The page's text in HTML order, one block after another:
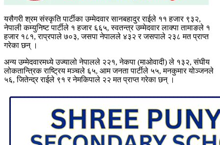
यसैगरी श्रम संस्कृति पार्टीका उम्मेदवार सानबहादुर राईले ११ हजार ९३२,
नेपाली कम्युनिष्ट पार्टीले १ हजार ६६५, स्वतन्त्र उम्मेदवार लाक्पा तामाङले १
हजार १८१, राप्रपाले ७०३, जसपा नेपालले ४३२ र जसपाले २३८ मत प्राप्त
गरेका छन् ।
अन्य उम्मेदवारमध्ये उज्यालो नेपालले २२१, नेकपा (माओवादी) ले १३२, संघीय
लोकतान्त्रिक राष्ट्रिय मञ्चले ६५, आम जनता पार्टीले ५५, मनकुमार योञ्जनले
५६, जितेन्द्र राईले ९१ र नेमकिपाले २२ मत प्राप्त गरेका छन् ।